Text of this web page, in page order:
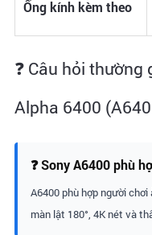
Ống kính kèm theo
❓ Câu hỏi
Alpha 6400
❓ Sony A6400 phù
A6400 phù hợp người chơi
màn lật 180°, 4K nét và